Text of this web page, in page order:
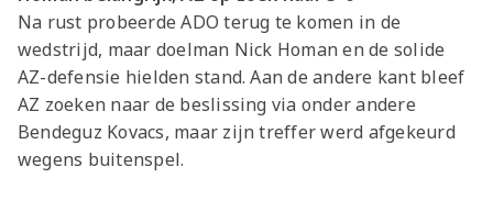
Na rust probeerde ADO terug te komen in de
wedstrijd, maar doelman Nick Homan en de solide
AZ-defensie hielden stand. Aan de andere kant bleef
AZ zoeken naar de beslissing via onder andere
Bendeguz Kovacs, maar zijn treffer werd afgekeurd
wegens buitenspel.